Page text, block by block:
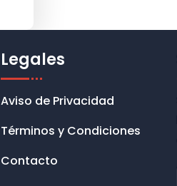
Legales
Aviso de Privacidad
Términos y Condiciones
Contacto